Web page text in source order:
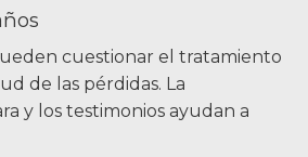
cuestionar el tratamiento
de las pérdidas. La
y los testimonios ayudan a